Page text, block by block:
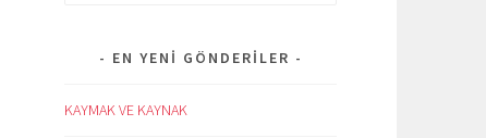
EN YENI GÖNDERILER
KAYMAK VE KAYNAK